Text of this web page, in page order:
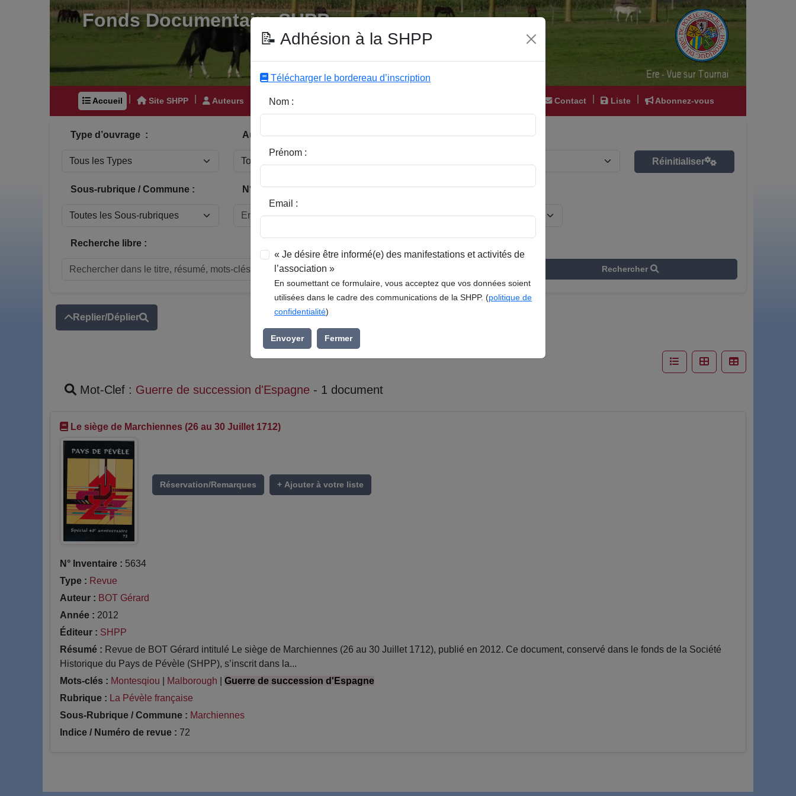
Fonds Documentaire SHPP
Accueil Site SHPP Auteurs Editeurs Contact Liste Abonnez-vous
Type d’ouvrage : Auteur : Rubrique :
Réinitialiser
Sous-rubrique / Commune : N° Indice / Revue : Classer par :
Recherche libre :
Rechercher
Replier/Déplier
Mot-Clef : Guerre de succession d'Espagne - 1 document
Le siège de Marchiennes (26 au 30 Juillet 1712)
Réservation/Remarques + Ajouter à votre liste
N° Inventaire : 5634
Type : Revue
Auteur : BOT Gérard
Année : 2012
Éditeur : SHPP
Résumé : Revue de BOT Gérard intitulé Le siège de Marchiennes (26 au 30 Juillet 1712), publié en 2012. Ce document, conservé dans le fonds de la Société
Historique du Pays de Pévèle (SHPP), s’inscrit dans la...
Mots-clés : Montesqiou Malborough
Guerre de succession d'Espagne
Rubrique : La Pévèle française
Sous-Rubrique / Commune : Marchiennes
Indice / Numéro de revue : 72
📝 Adhésion à la SHPP
Télécharger le bordereau d’inscription
Nom :
Prénom :
Email :
« Je désire être informé(e) des manifestations et activités de
l’association »
En soumettant ce formulaire, vous acceptez que vos données soient
utilisées dans le cadre des communications de la SHPP. (politique de
confidentialité)
Envoyer Fermer